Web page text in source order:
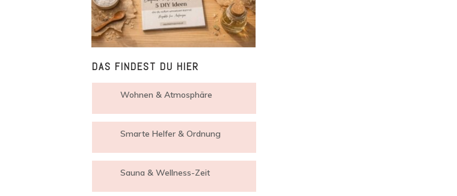
DAS FINDEST DU HIER
Wohnen & Atmosphäre
Smarte Helfer & Ordnung
Sauna & Wellness-Zeit